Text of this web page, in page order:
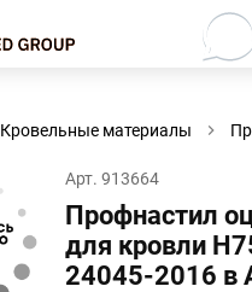
Кровельные материалы
Арт. 913664
Профнастил
для кровли
24045-2016 в